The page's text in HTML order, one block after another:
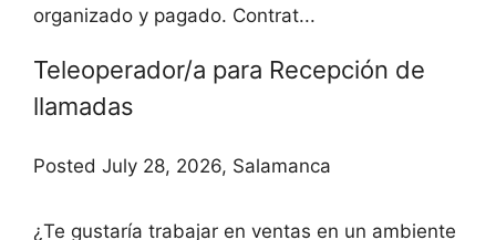
organizado y pagado. Contrat...
Teleoperador/a para Recepción de
llamadas
Posted July 28, 2026, Salamanca
¿Te gustaría trabajar en ventas en un ambiente